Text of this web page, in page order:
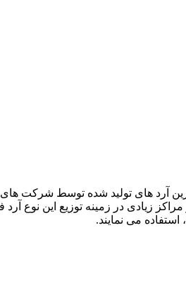
آرد های تولید شده توسط شرکت های
زیادی در زمینه توزیع این نوع
می نمایند.